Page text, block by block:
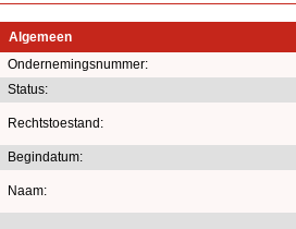
Algemeen
Ondernemingsnummer:
Status:
Rechtstoestand:
Begindatum:
Naam: